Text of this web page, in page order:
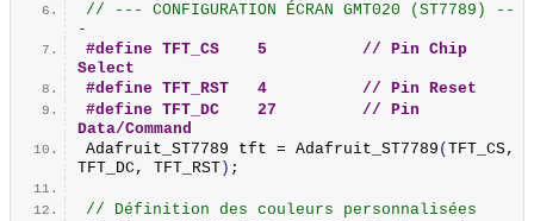
// --- CONFIGURATION ÉCRAN GMT020 (ST7789) --
-
#define TFT_CS    5          // Pin Chip
Select
#define TFT_RST   4          // Pin Reset
#define TFT_DC    27         // Pin
Data/Command
Adafruit_ST7789 tft = Adafruit_ST7789 ( TFT_CS,
TFT_DC, TFT_RST ) ;
// Définition des couleurs personnalisées